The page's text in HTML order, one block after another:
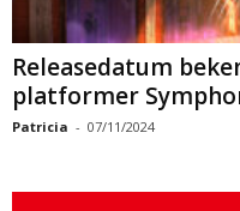
Releasedatum
platformer
Patricia - 07/11/2024